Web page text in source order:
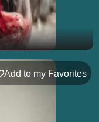
Add to my Favorites